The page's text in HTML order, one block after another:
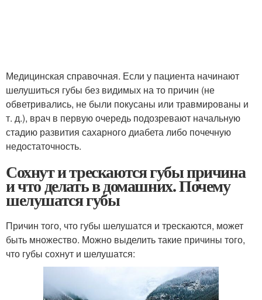
Медицинская справочная. Если у пациента начинают
шелушиться губы без видимых на то причин (не
обветривались, не были покусаны или травмированы и
т. д.), врач в первую очередь подозревают начальную
стадию развития сахарного диабета либо почечную
недостаточность.
Сохнут и трескаются губы причина
и что делать в домашних. Почему
шелушатся губы
Причин того, что губы шелушатся и трескаются, может
быть множество. Можно выделить такие причины того,
что губы сохнут и шелушатся: